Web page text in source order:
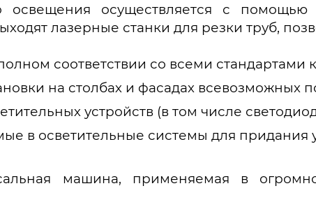
освещения осуществляется с
лазерные станки для резки труб,
соответствии со всеми стандартами
на столбах и фасадах всевозможных
устройств (в том числе
в осветительные системы для придания
машина, применяемая в